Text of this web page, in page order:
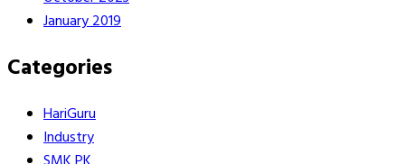
January 2019
Categories
HariGuru
Industry